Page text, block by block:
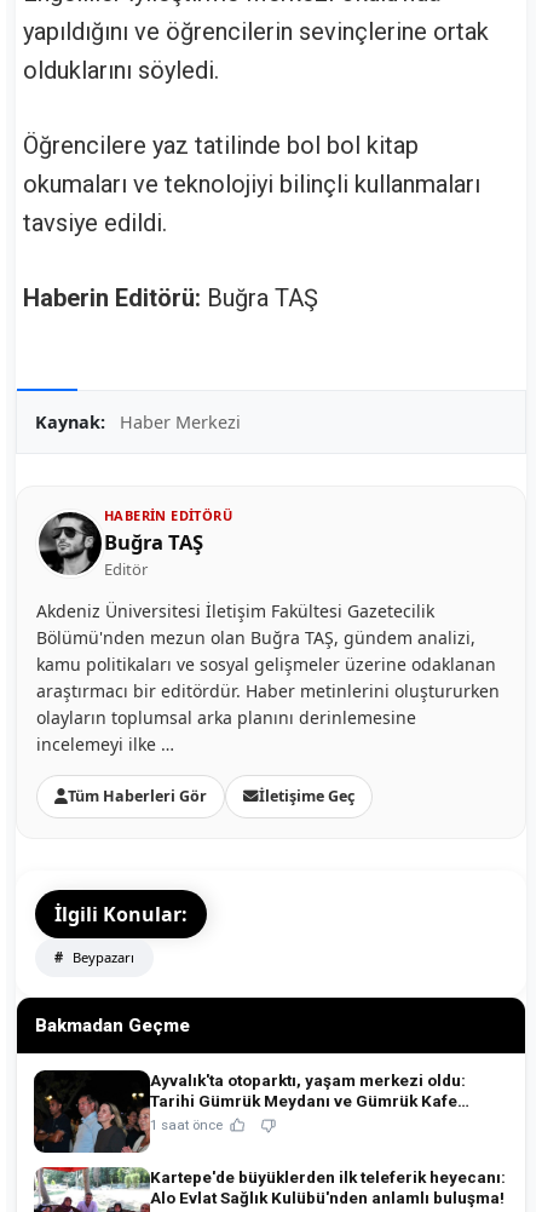
yapıldığını ve öğrencilerin sevinçlerine ortak
olduklarını söyledi.
Öğrencilere yaz tatilinde bol bol kitap
okumaları ve teknolojiyi bilinçli kullanmaları
tavsiye edildi.
Haberin Editörü: Buğra TAŞ
Kaynak: Haber Merkezi
HABERIN EDITÖRÜ
Buğra TAŞ
Editör
Akdeniz Üniversitesi İletişim Fakültesi Gazetecilik
Bölümü'nden mezun olan Buğra TAŞ, gündem analizi,
kamu politikaları ve sosyal gelişmeler üzerine odaklanan
araştırmacı bir editördür. Haber metinlerini oluştururken
olayların toplumsal arka planını derinlemesine
incelemeyi ilke …
Tüm Haberleri Gör İletişime Geç
İlgili Konular:
Beypazarı
Bakmadan Geçme
Ayvalık'ta otoparktı, yaşam merkezi oldu:
Tarihi Gümrük Meydanı ve Gümrük Kafe
açıldı!
1 saat önce
Kartepe'de büyüklerden ilk teleferik heyecanı:
Alo Evlat Sağlık Kulübü'nden anlamlı buluşma!